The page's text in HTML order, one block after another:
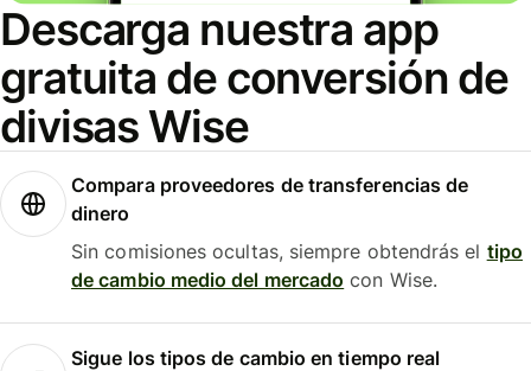
Descarga nuestra app
gratuita de conversión de
divisas Wise
Compara proveedores de transferencias de
dinero
Sin comisiones ocultas, siempre obtendrás el tipo
de cambio medio del mercado con Wise.
Sigue los tipos de cambio en tiempo real